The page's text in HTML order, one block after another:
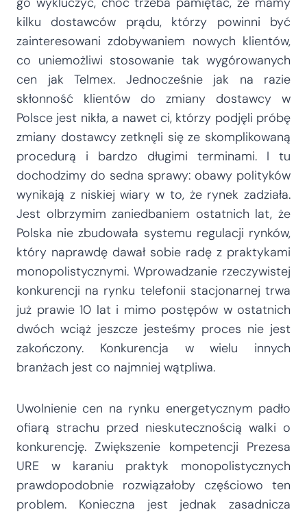
kilku dostawców prądu, którzy powinni być
zainteresowani zdobywaniem nowych klientów,
co uniemożliwi stosowanie tak wygórowanych
cen jak Telmex. Jednocześnie jak na razie
skłonność klientów do zmiany dostawcy w
Polsce jest nikła, a nawet ci, którzy podjęli próbę
zmiany dostawcy zetknęli się ze skomplikowaną
procedurą i bardzo długimi terminami. I tu
dochodzimy do sedna sprawy: obawy polityków
wynikają z niskiej wiary w to, że rynek zadziała.
Jest olbrzymim zaniedbaniem ostatnich lat, że
Polska nie zbudowała systemu regulacji rynków,
który naprawdę dawał sobie radę z praktykami
monopolistycznymi. Wprowadzanie rzeczywistej
konkurencji na rynku telefonii stacjonarnej trwa
już prawie 10 lat i mimo postępów w ostatnich
dwóch wciąż jeszcze jesteśmy proces nie jest
zakończony. Konkurencja w wielu innych
branżach jest co najmniej wątpliwa.
Uwolnienie cen na rynku energetycznym padło
ofiarą strachu przed nieskutecznością walki o
konkurencję. Zwiększenie kompetencji Prezesa
URE w karaniu praktyk monopolistycznych
prawdopodobnie rozwiązałoby częściowo ten
problem. Konieczna jest jednak zasadnicza